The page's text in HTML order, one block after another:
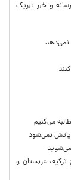
و خبر تبریک
نمی‌دهد
می‌کنیم
نمی‌شود
عربستان و